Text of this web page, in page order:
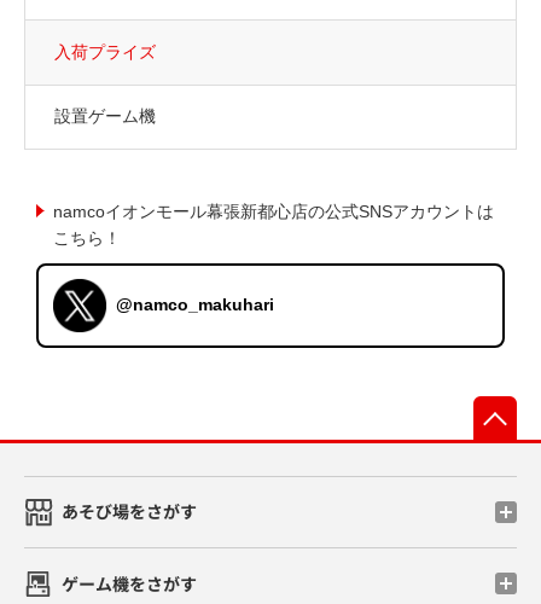
入荷プライズ
設置ゲーム機
namcoイオンモール幕張新都心店の公式SNSアカウントは
こちら！
@namco_makuhari
あそび場をさがす
ゲーム機をさがす